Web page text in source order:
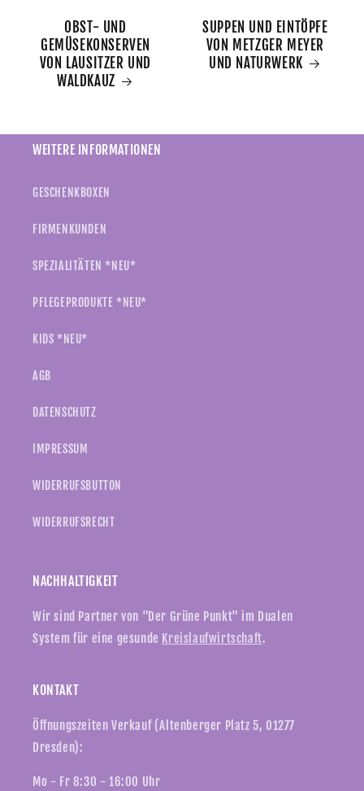
OBST- UND
GEMÜSEKONSERVEN
VON LAUSITZER UND
WALDKAUZ
SUPPEN UND EINTÖPFE
VON METZGER MEYER
UND NATURWERK
WEITERE INFORMATIONEN
GESCHENKBOXEN
FIRMENKUNDEN
SPEZIALITÄTEN *NEU*
PFLEGEPRODUKTE *NEU*
KIDS *NEU*
AGB
DATENSCHUTZ
IMPRESSUM
WIDERRUFSBUTTON
WIDERRUFSRECHT
NACHHALTIGKEIT
Wir sind Partner von "Der Grüne Punkt" im Dualen
System für eine gesunde Kreislaufwirtschaft.
KONTAKT
Öffnungszeiten Verkauf (Altenberger Platz 5, 01277
Dresden):
Mo - Fr 8:30 - 16:00 Uhr